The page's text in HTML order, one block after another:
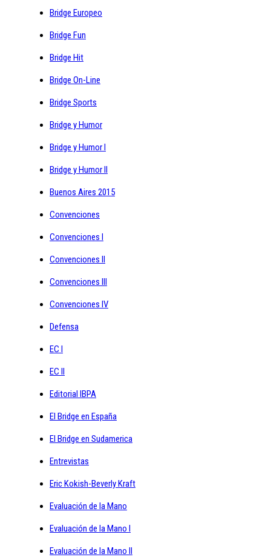
Bridge Europeo
Bridge Fun
Bridge Hit
Bridge On-Line
Bridge Sports
Bridge y Humor
Bridge y Humor I
Bridge y Humor II
Buenos Aires 2015
Convenciones
Convenciones I
Convenciones II
Convenciones III
Convenciones IV
Defensa
EC I
EC II
Editorial IBPA
El Bridge en España
El Bridge en Sudamerica
Entrevistas
Eric Kokish-Beverly Kraft
Evaluación de la Mano
Evaluación de la Mano I
Evaluación de la Mano II